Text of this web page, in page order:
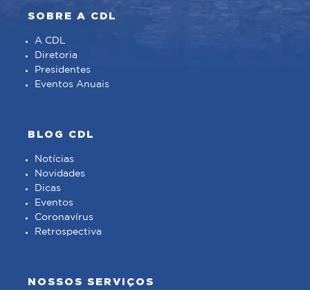
SOBRE A CDL
A CDL
Diretoria
Presidentes
Eventos Anuais
BLOG CDL
Notícias
Novidades
Dicas
Eventos
Coronavírus
Retrospectiva
NOSSOS SERVIÇOS